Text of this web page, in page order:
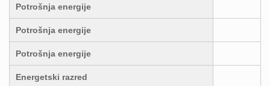
Potrošnja energije
Potrošnja energije
Potrošnja energije
Energetski razred